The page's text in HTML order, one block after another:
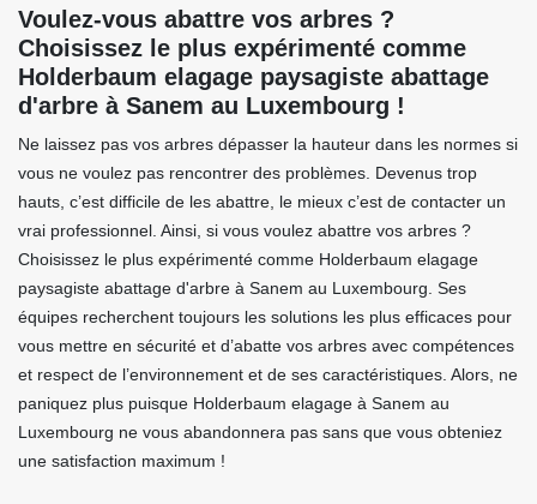
Voulez-vous abattre vos arbres ?
Choisissez le plus expérimenté comme
Holderbaum elagage paysagiste abattage
d'arbre à Sanem au Luxembourg !
Ne laissez pas vos arbres dépasser la hauteur dans les normes si
vous ne voulez pas rencontrer des problèmes. Devenus trop
hauts, c’est difficile de les abattre, le mieux c’est de contacter un
vrai professionnel. Ainsi, si vous voulez abattre vos arbres ?
Choisissez le plus expérimenté comme Holderbaum elagage
paysagiste abattage d'arbre à Sanem au Luxembourg. Ses
équipes recherchent toujours les solutions les plus efficaces pour
vous mettre en sécurité et d’abatte vos arbres avec compétences
et respect de l’environnement et de ses caractéristiques. Alors, ne
paniquez plus puisque Holderbaum elagage à Sanem au
Luxembourg ne vous abandonnera pas sans que vous obteniez
une satisfaction maximum !